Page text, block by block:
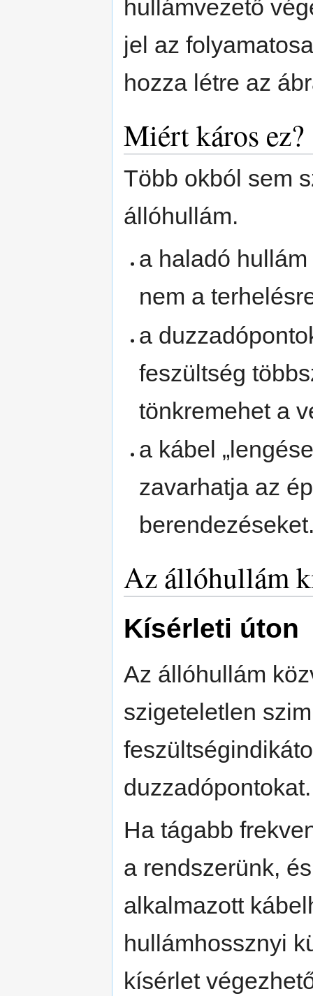
hullámvezető
jel az
hozza létre az
Miért káros ez?
Több okból sem
állóhullám.
a haladó
nem a
a
feszültség
tönkremehet a
a kábel
zavarhatja az
Az állóhullám
Kísérleti úton
Az állóhullám
szigeteletlen
duzzadópontokat.
Ha tágabb
a rendszerünk,
alkalmazott
hullámhossznyi
kísérlet